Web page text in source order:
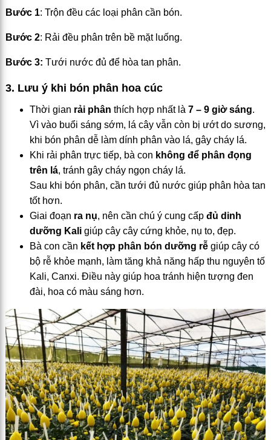
Bước 1: Trộn đều các loại phân cần bón.
Bước 2: Rải đều phân trên bề mặt luống.
Bước 3: Tưới nước đủ để hòa tan phân.
3. Lưu ý khi bón phân hoa cúc
Thời gian rải phân thích hợp nhất là 7 – 9 giờ sáng.
Vì vào buổi sáng sớm, lá cây vẫn còn bị ướt do sương,
khi bón phân dễ làm dính phân vào lá, gây cháy lá.
Khi rải phân trực tiếp, bà con không để phân đọng
trên lá, tránh gây cháy ngọn cháy lá.
Sau khi bón phân, cần tưới đủ nước giúp phân hòa tan
tốt hơn.
Giai đoạn ra nụ, nên cần chú ý cung cấp đủ dinh
dưỡng Kali giúp cây cây cứng khỏe, nụ to, đẹp.
Bà con cần kết hợp phân bón dưỡng rễ giúp cây có
bộ rễ khỏe mạnh, làm tăng khả năng hấp thu nguyên tố
Kali, Canxi. Điều này giúp hoa tránh hiện tượng đen
đài, hoa có màu sáng hơn.